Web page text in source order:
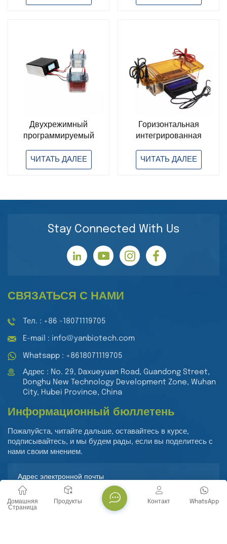
Вт
Двухрежимный
программируемый
электрофореза
ЧИТАТЬ ДАЛЕЕ
Горизонтальная
интегрированная
система для
электрофореза
ЧИТАТЬ ДАЛЕЕ
Stay Connected With Us
СВЯЗАТЬСЯ С НАМИ
Тел. : +86 -18071119705
E-mail : info@yanbiotech.com
Whatsapp : +8618071119705
Адрес : No. 29, Daxueyuan Road, Guandong Street,
Donghu New Technology Development Zone, Wuhan
City, Hubei Province, China
Информационный бюллетень
Пожалуйста, читайте дальше, оставайтесь в курсе,
подписывайтесь, и мы будем рады, если вы поделитесь с
нами своим мнением.
Представлять На Рассмотрение
Домашняя
Страница
Продукты WhatsApp
Контакт